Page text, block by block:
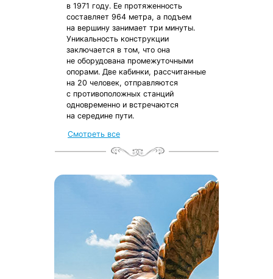
в 1971 году. Ее протяженность
составляет 964 метра, а подъем
на вершину занимает три минуты.
Уникальность конструкции
заключается в том, что она
не оборудована промежуточными
опорами. Две кабинки, рассчитанные
на 20 человек, отправляются
с противоположных станций
одновременно и встречаются
на середине пути.
Смотреть все